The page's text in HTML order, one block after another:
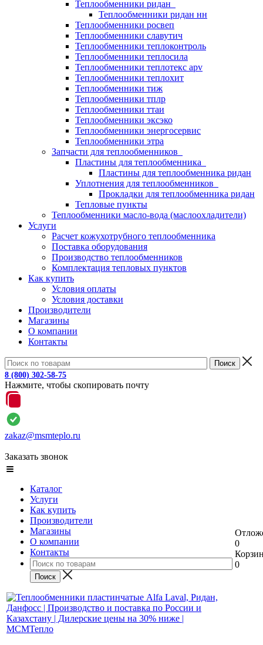
Теплообменники ридан
Теплообменники ридан нн
Теплообменники росвеп
Теплообменники славутич
Теплообменники теплоконтроль
Теплообменники теплосила
Теплообменники теплотекс apv
Теплообменники теплохит
Теплообменники тиж
Теплообменники тплр
Теплообменники ттаи
Теплообменники эксэко
Теплообменники энергосервис
Теплообменники этра
Запчасти для теплообменников
Пластины для теплообменника
Пластины для теплообменника ридан
Уплотнения для теплообменников
Прокладки для теплообменника ридан
Тепловые пункты
Теплообменники масло-вода (маслоохладители)
Услуги
Расчет кожухотрубного теплообменника
Поставка оборудования
Производство теплообменников
Комплектация тепловых пунктов
Как купить
Условия оплаты
Условия доставки
Производители
Магазины
О компании
Контакты
8 (800) 302-58-75
Нажмите, чтобы скопировать почту
zakaz@msmteplo.ru
Заказать звонок
Каталог
Услуги
Как купить
Производители
Магазины
О компании
Контакты
0
0